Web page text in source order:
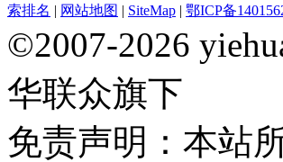
索排名 | 网站地图 | SiteMap | 鄂ICP备
©2007-2026
华联众旗下
免责声明：本站